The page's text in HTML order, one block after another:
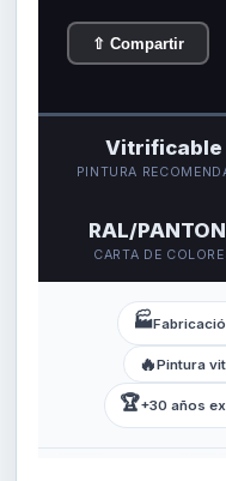
⇧ Compartir
Vitrificable
PINTURA
RAL/
CARTA DE
🏭
🔥Pintura
🏆+30 años